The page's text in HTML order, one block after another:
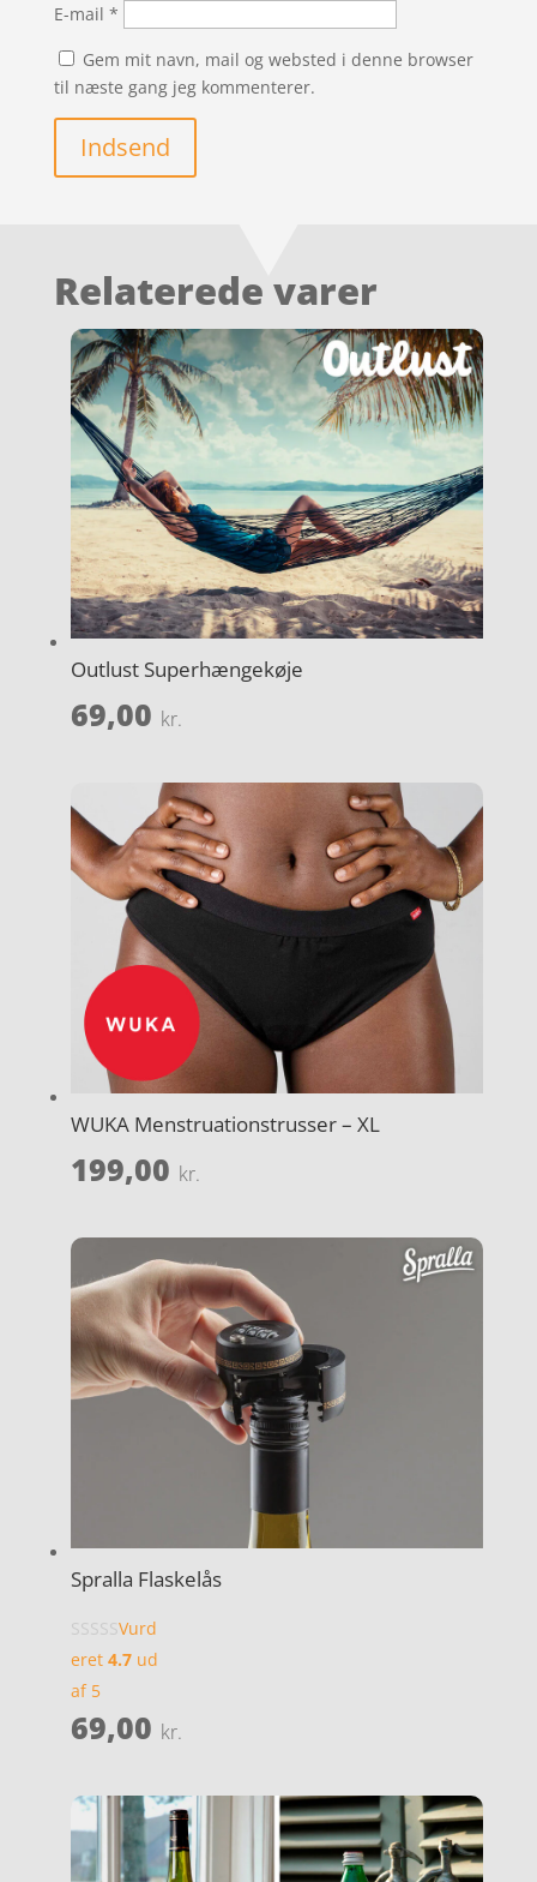
E-mail *
Gem mit navn, mail og websted i denne browser
til næste gang jeg kommenterer.
Indsend
Relaterede varer
Outlust Superhængekøje
69,00 kr.
WUKA Menstruationstrusser – XL
199,00 kr.
Spralla Flaskelås
Vurd
eret 4.7ud
af 5
69,00 kr.